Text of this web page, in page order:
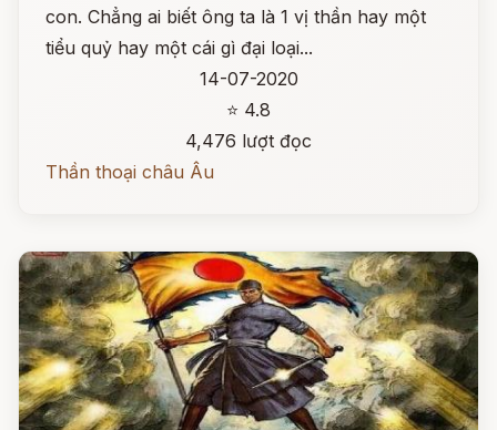
con. Chẳng ai biết ông ta là 1 vị thần hay một
tiểu quỷ hay một cái gì đại loại...
14-07-2020
⭐ 4.8
4,476 lượt đọc
Thần thoại châu Âu